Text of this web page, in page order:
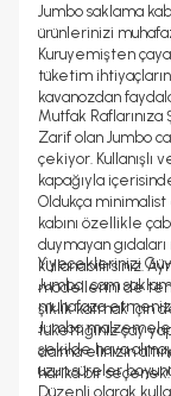
Jumbo saklama
ürünlerinizi
Kuruyemişten
tüketim
kavanozdan
Mutfak Raflarınıza
Zarif olan Jumbo
çekiyor. Kullanışlı
kapağıyla
Oldukça
kabını özellikle
duymayan
kullanabilirsiniz.
modellerini de
şıklık katmak için
tükettiğiniz çay
daima elinizin
harika bir seçenek!
Yiyeceklerinizi
Jumbo cam
muhafaza etmeniz
Jumbo
şekilde hava
uzun süreler
Düzenli olarak